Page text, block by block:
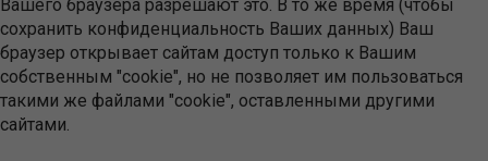
Вашего браузера разрешают это. В то же время (чтобы
сохранить конфиденциальность Ваших данных) Ваш
браузер открывает сайтам доступ только к Вашим
собственным "cookie", но не позволяет им пользоваться
такими же файлами "cookie", оставленными другими
сайтами.